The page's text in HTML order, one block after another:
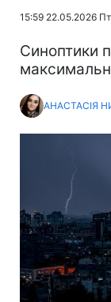
15:59 22.05.2026 Пт
Синоптики
АНАСТАСІЯ